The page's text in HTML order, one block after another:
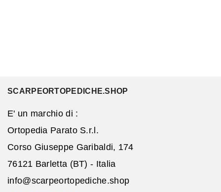
SCARPEORTOPEDICHE.SHOP
E' un marchio di :
Ortopedia Parato S.r.l.
Corso Giuseppe Garibaldi, 174
76121 Barletta (BT) - Italia
info@scarpeortopediche.shop